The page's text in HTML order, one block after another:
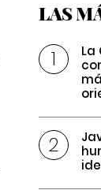
LAS
La